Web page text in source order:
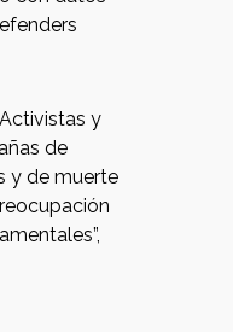
y
de
y de muerte